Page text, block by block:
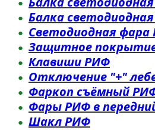
Балка
Светодиодная фара
Защитное
КлавишиРИФ
Отключение "+"
Фаркоп съёмный
Фары РИФ в
ШаклРИФ